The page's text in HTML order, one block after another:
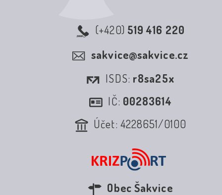
(+420) 519 416 220
sakvice@sakvice.cz
ISDS: r8sa25x
IČ: 00283614
Účet: 4228651/0100
Obec Šakvice